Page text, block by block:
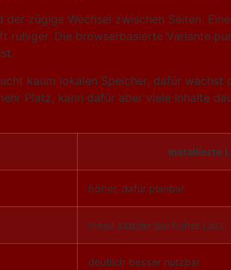
zügige Wechsel zwischen Seiten.
ruhiger. Die browserbasierte Variante
kaum lokalen Speicher, dafür wächst
Platz, kann dafür aber viele Inhalte
Installierte
höher, dafür planbar
meist stabiler bei hoher Last
deutlich besser nutzbar